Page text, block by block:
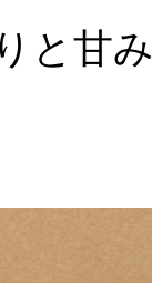
と甘み